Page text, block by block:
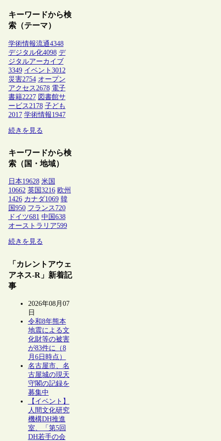
キーワードから検
索（テーマ）
学術情報流通4348
デジタル化4098 デ
ジタルアーカイブ
3349 イベント 3012
災害2754 オープン
アクセス 2678 電子
書籍2227 図書館サ
ービス 2178 子ども
2017 学術情報1947
続きを見る
キーワードから検
索（国・地域）
日本19628 米国
10662 英国 3216 欧州
1426 カナダ1069 韓
国 950 フランス 720
ドイツ681 中国 638
オーストラリア599
続きを見る
「カレントアウェ
アネス-R」新着記
事
2026年08月07
日
令和8年熊本
地震による文
化財等の被害
が83件に（8
月6日時点）
名古屋市、名
古屋城の現天
守閣の記録を
募集中
【イベント】
人間文化研究
機構DH推進
室、「第5回
DH若手の会